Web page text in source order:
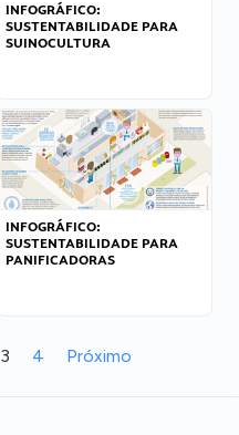
INFOGRÁFICO:
SUSTENTABILIDADE PARA
SUINOCULTURA
INFOGRÁFICO:
SUSTENTABILIDADE PARA
PANIFICADORAS
3 4 Próximo